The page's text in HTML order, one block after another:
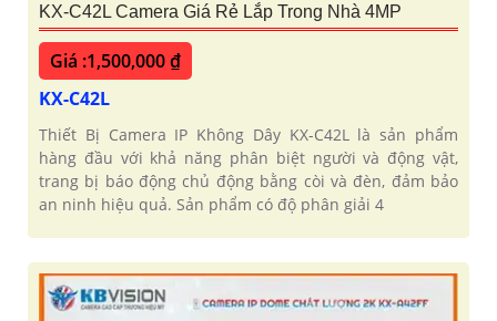
KX-C42L Camera Giá Rẻ Lắp Trong Nhà 4MP
Giá :1,500,000 ₫
KX-C42L
Thiết Bị Camera IP Không Dây KX-C42L là sản phẩm
hàng đầu với khả năng phân biệt người và động vật,
trang bị báo động chủ động bằng còi và đèn, đảm bảo
an ninh hiệu quả. Sản phẩm có độ phân giải 4